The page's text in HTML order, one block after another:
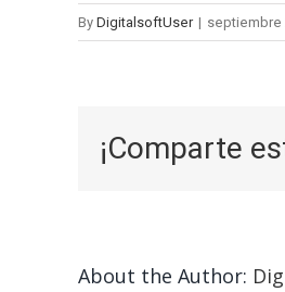
By DigitalsoftUser | septiembre
¡Comparte
About the Author: